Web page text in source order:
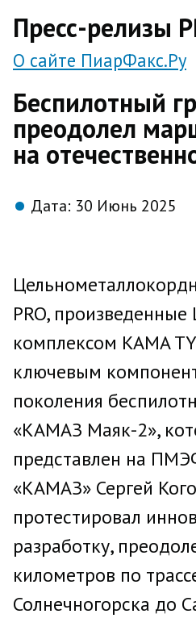
Пресс-релизы
О сайте ПиарФакс.Ру
Беспилотный
преодолел
на
Дата: 30 Июнь 2025
PRO,
комплексом KAMA
ключевым
поколения
«КАМАЗ Маяк-2»,
представлен на
«КАМАЗ» Сергей
протестировал
разработку,
километров по
Солнечногорска до